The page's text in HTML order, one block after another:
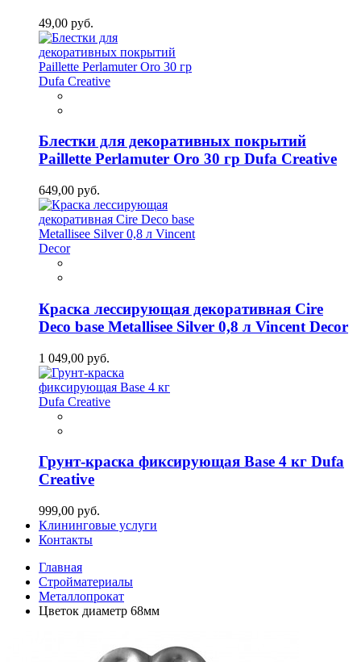
49,00 руб.
Блестки для декоративных покрытий
Paillette Perlamuter Oro 30 гр Dufa Creative
649,00 руб.
Краска лессирующая декоративная Cire
Deco base Metallisee Silver 0,8 л Vincent Decor
1 049,00 руб.
Грунт-краска фиксирующая Base 4 кг Dufa
Creative
999,00 руб.
Клининговые услуги
Контакты
Главная
Стройматериалы
Металлопрокат
Цветок диаметр 68мм